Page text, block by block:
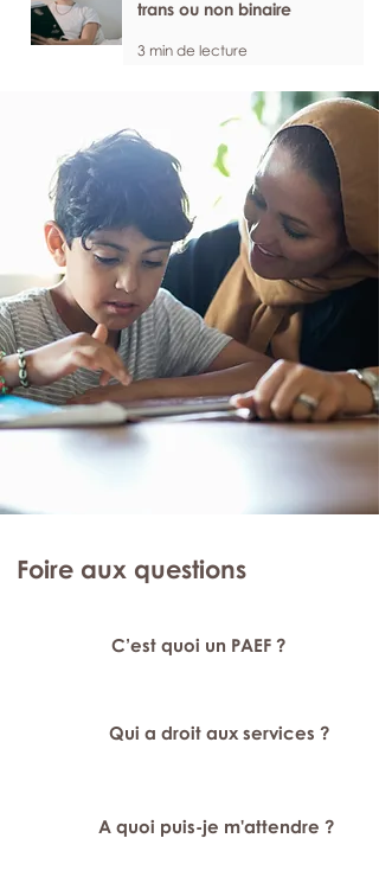
trans ou non binaire
3 min de lecture
Foire aux questions
C’est quoi un PAEF ?
Qui a droit aux services ?
A quoi puis-je m'attendre ?